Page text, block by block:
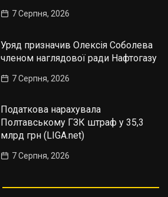
7 Серпня, 2026
Уряд призначив Олексія Соболева
членом наглядової ради Нафтогазу
7 Серпня, 2026
Податкова нарахувала
Полтавському ГЗК штраф у 35,3
млрд грн (LIGA.net)
7 Серпня, 2026